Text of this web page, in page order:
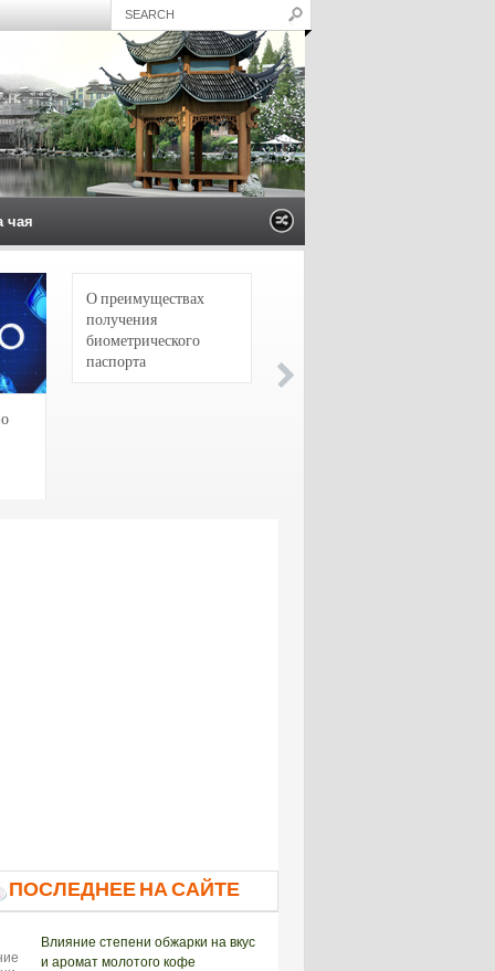
чая
О преимуществах
получения
биометрического
паспорта
ПОСЛЕДНЕЕ НА САЙТЕ
Влияние степени обжарки на вкус
и аромат молотого кофе